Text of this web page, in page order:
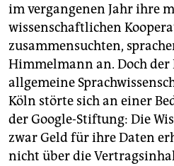
im vergangenen Jahr ihre
wissenschaftlichen
zusammensuchten,
Himmelmann an. Doch der
allgemeine
Köln störte sich an einer
der Google-Stiftung: Die
zwar Geld für ihre Daten
nicht über die